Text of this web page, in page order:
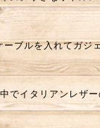
ブルを入れてガジ
でイタリアンレザ